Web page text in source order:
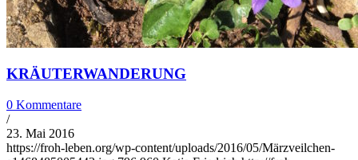
KRÄUTERWANDERUNG
0 Kommentare
/
23. Mai 2016
https://froh-leben.org/wp-content/uploads/2016/05/Märzveilchen-